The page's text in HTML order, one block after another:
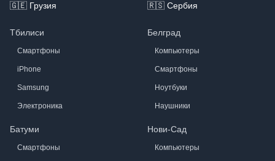
🇬🇪 Грузия
Тбилиси
Смартфоны
iPhone
Samsung
Электроника
Батуми
Смартфоны
🇷🇸 Сербия
Белград
Компьютеры
Смартфоны
Ноутбуки
Наушники
Нови-Сад
Компьютеры